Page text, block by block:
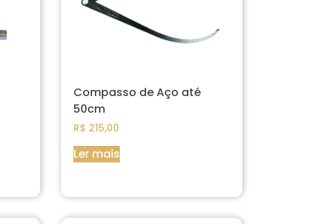
Compasso de Aço até
50cm
R$ 215,00
Ler mais